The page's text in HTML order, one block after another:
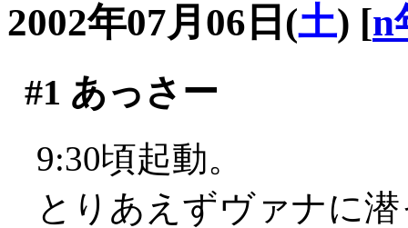
2002年07月06日(土) [n
#1 あっさー
9:30頃起動。
とりあえずヴァナに